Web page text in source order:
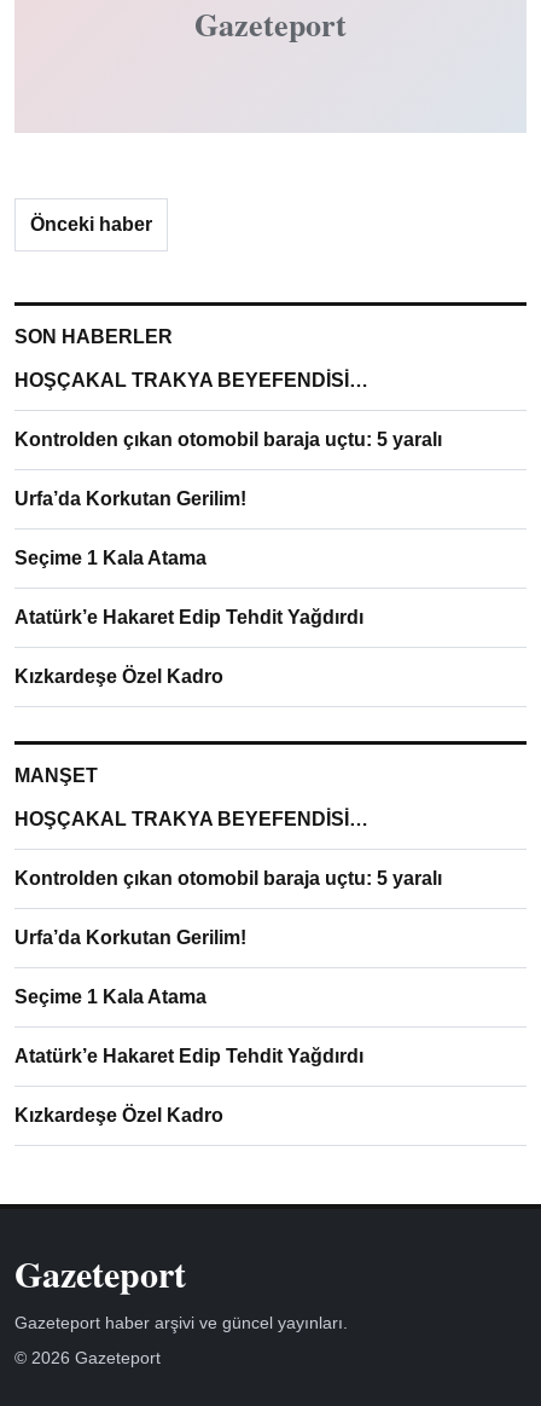
Gazeteport
Önceki haber
SON HABERLER
HOŞÇAKAL TRAKYA BEYEFENDİSİ…
Kontrolden çıkan otomobil baraja uçtu: 5 yaralı
Urfa’da Korkutan Gerilim!
Seçime 1 Kala Atama
Atatürk’e Hakaret Edip Tehdit Yağdırdı
Kızkardeşe Özel Kadro
MANŞET
HOŞÇAKAL TRAKYA BEYEFENDİSİ…
Kontrolden çıkan otomobil baraja uçtu: 5 yaralı
Urfa’da Korkutan Gerilim!
Seçime 1 Kala Atama
Atatürk’e Hakaret Edip Tehdit Yağdırdı
Kızkardeşe Özel Kadro
Gazeteport
Gazeteport haber arşivi ve güncel yayınları.
© 2026 Gazeteport